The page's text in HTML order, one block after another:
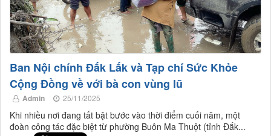
Ban Nội chính Đắk Lắk và Tạp chí Sức Khỏe
Cộng Đồng về với bà con vùng lũ
Admin 25/11/2025
Khi nhiều nơi đang tất bật bước vào thời điểm cuối năm, một
đoàn công tác đặc biệt từ phường Buôn Ma Thuột (tỉnh Đắk...